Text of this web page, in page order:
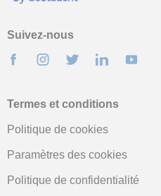
Suivez-nous
Termes et conditions
Politique de cookies
Paramètres des cookies
Politique de confidentialité